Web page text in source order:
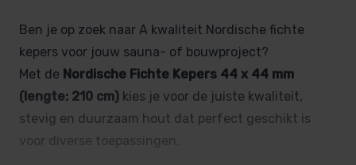
Ben je op zoek naar A kwaliteit Nordische fichte
kepers voor jouw sauna- of bouwproject?
Met de Nordische Fichte Kepers 44 x 44 mm
(lengte: 210 cm) kies je voor de juiste kwaliteit,
stevig en duurzaam hout dat perfect geschikt is
voor diverse toepassingen.